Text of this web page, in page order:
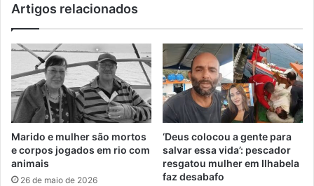
Artigos relacionados
Marido e mulher são mortos
e corpos jogados em rio com
animais
26 de maio de 2026
‘Deus colocou a gente para
salvar essa vida’: pescador
resgatou mulher em Ilhabela
faz desabafo